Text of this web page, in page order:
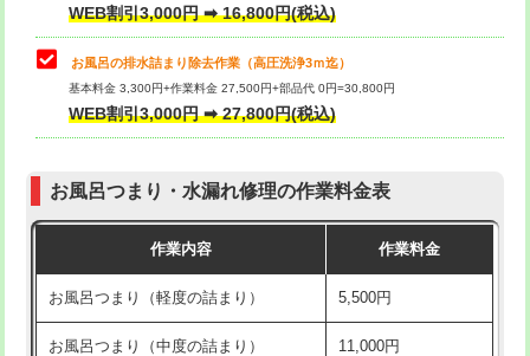
小便器トイレ脱着
その他部品の脱着 8,800円～
交換・取付（タンク）
交換・取付（普通便座） 11,000円+材料費
交換・取付（温水洗浄便座） 16,500円+材料費
交換・取付(単水栓（壁付・デッキ
式）)
13,200円+材料費
WEB割引3,000円 ➡ 16,800円(税込)
お風呂の排水詰まり除去作業（高圧洗浄3ｍ迄）
基本料金 3,300円+作業料金 27,500円+部品代 0円=30,800円
WEB割引3,000円 ➡ 27,800円(税込)
お風呂つまり・水漏れ修理の作業料金表
作業内容 作業料金
お風呂つまり（軽度の詰まり） 5,500円
お風呂つまり（中度の詰まり） 11,000円